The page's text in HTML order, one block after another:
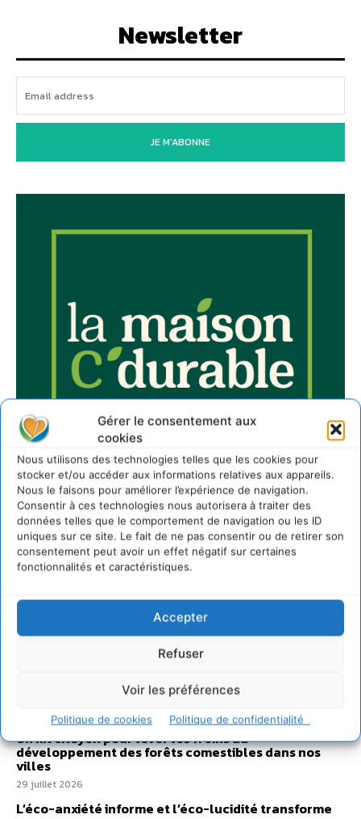
Gérer le consentement aux
cookies
Nous utilisons des technologies telles que les cookies pour
stocker et/ou accéder aux informations relatives aux appareils.
Nous le faisons pour améliorer l’expérience de navigation.
Consentir à ces technologies nous autorisera à traiter des
données telles que le comportement de navigation ou les ID
uniques sur ce site. Le fait de ne pas consentir ou de retirer son
consentement peut avoir un effet négatif sur certaines
fonctionnalités et caractéristiques.
Accepter
Refuser
Voir les préférences
Politique de cookies Politique de confidentialité
Newsletter
JE M'ABONNE
Sur Cdurable
Comment le sol français a perdu sa mémoire
hydrique et déréglé tout le territoire (2020-2026)
Développer notre attention aux espèces vivantes
non humaines avec les communs de Zoepolis
30 juillet 2026
Un kit citoyen pour lever les freins au
développement des forêts comestibles dans nos
villes
29 juillet 2026
L’éco-anxiété informe et l’éco-lucidité transforme